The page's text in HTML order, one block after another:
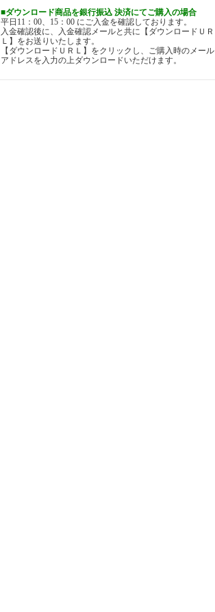
■ダウンロード商品を銀行振込 決済にてご購入の場合
平日11：00、15：00 にご入金を確認しております。
入金確認後に、入金確認メールと共に【ダウンロードＵＲ
Ｌ】をお送りいたします。
【ダウンロードＵＲＬ】をクリックし、ご購入時のメール
アドレスを入力の上ダウンロードいただけます。